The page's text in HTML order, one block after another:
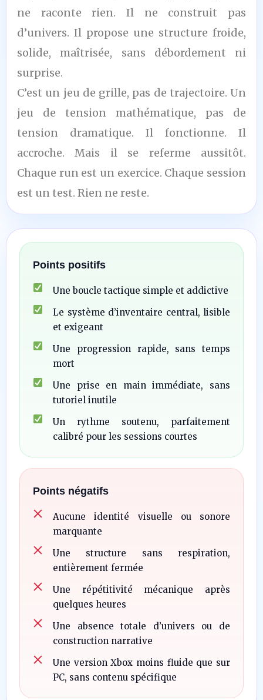
ne raconte rien. Il ne construit pas
d’univers. Il propose une structure froide,
solide, maîtrisée, sans débordement ni
surprise.
C’est un jeu de grille, pas de trajectoire. Un
jeu de tension mathématique, pas de
tension dramatique. Il fonctionne. Il
accroche. Mais il se referme aussitôt.
Chaque run est un exercice. Chaque session
est un test. Rien ne reste.
Points positifs
Une boucle tactique simple et addictive
Le système d’inventaire central, lisible
et exigeant
Une progression rapide, sans temps
mort
Une prise en main immédiate, sans
tutoriel inutile
Un rythme soutenu, parfaitement
calibré pour les sessions courtes
Points négatifs
Aucune identité visuelle ou sonore
marquante
Une structure sans respiration,
entièrement fermée
Une répétitivité mécanique après
quelques heures
Une absence totale d’univers ou de
construction narrative
Une version Xbox moins fluide que sur
PC, sans contenu spécifique